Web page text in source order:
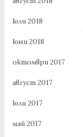
юли 2018
юни 2018
октомври 2017
август 2017
юли 2017
май 2017